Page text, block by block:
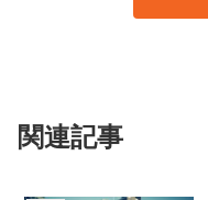
関連記事